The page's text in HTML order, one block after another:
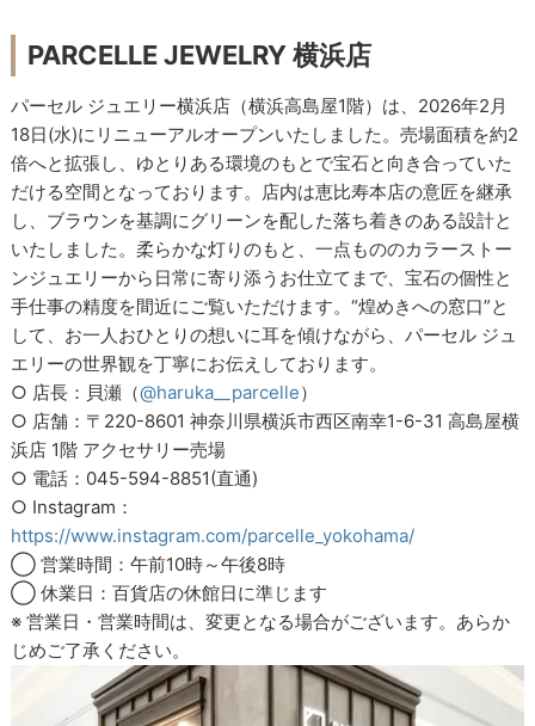
PARCELLE JEWELRY 横浜店
パーセル ジュエリー横浜店（横浜高島屋1階）は、2026年2月
18日(水)にリニューアルオープンいたしました。売場面積を約2
倍へと拡張し、ゆとりある環境のもとで宝石と向き合っていた
だける空間となっております。店内は恵比寿本店の意匠を継承
し、ブラウンを基調にグリーンを配した落ち着きのある設計と
いたしました。柔らかな灯りのもと、一点もののカラーストー
ンジュエリーから日常に寄り添うお仕立てまで、宝石の個性と
手仕事の精度を間近にご覧いただけます。“煌めきへの窓口”と
して、お一人おひとりの想いに耳を傾けながら、パーセル ジュ
エリーの世界観を丁寧にお伝えしております。
○ 店長：貝瀬（@haruka__parcelle）
○ 店舗：〒220-8601 神奈川県横浜市西区南幸1-6-31 高島屋横
浜店 1階 アクセサリー売場
○ 電話：045-594-8851(直通)
○ Instagram：
https://www.instagram.com/parcelle_yokohama/
◯ 営業時間：午前10時～午後8時
◯ 休業日：百貨店の休館日に準じます
※ 営業日・営業時間は、変更となる場合がございます。あらか
じめご了承ください。